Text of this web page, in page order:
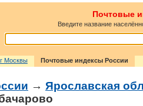
Почтовые
Введите название
Москвы Почтовые индексы России
→ Ярославская